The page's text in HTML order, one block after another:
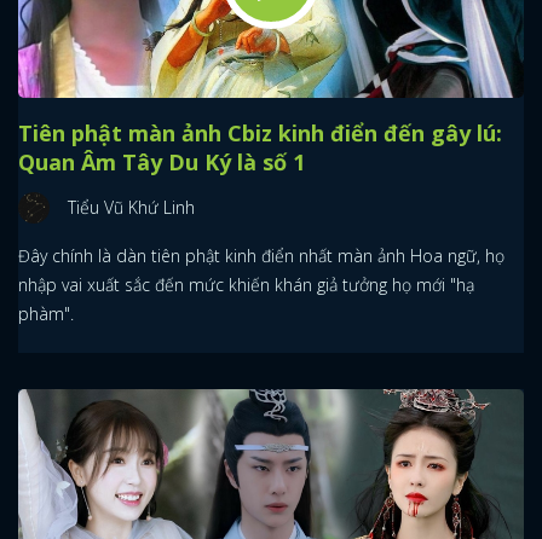
Tiên phật màn ảnh Cbiz kinh điển đến gây lú:
Quan Âm Tây Du Ký là số 1
Tiểu Vũ Khứ Linh
Đây chính là dàn tiên phật kinh điển nhất màn ảnh Hoa ngữ, họ
nhập vai xuất sắc đến mức khiến khán giả tưởng họ mới "hạ
phàm".